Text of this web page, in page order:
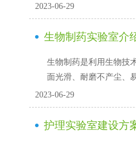
2023-06-29
生物制药实验室介
生物制药是利用生物技术
面光滑、耐磨不产尘
2023-06-29
护理实验室建设方